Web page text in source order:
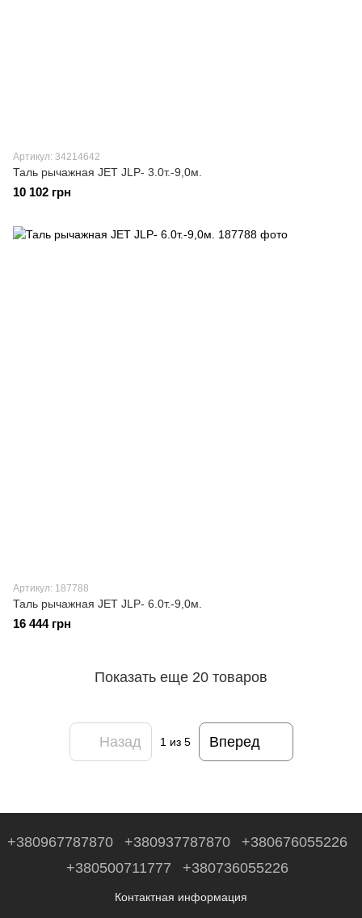
Артикул: 34214642
Таль рычажная JET JLP- 3.0т.-9,0м.
10 102 грн
Артикул: 187788
Таль рычажная JET JLP- 6.0т.-9,0м.
16 444 грн
Показать еще 20 товаров
Назад 1 из 5 Вперед
+380967787870 +380937787870
+380676055226
+380500711777
+380736055226
Контактная информация